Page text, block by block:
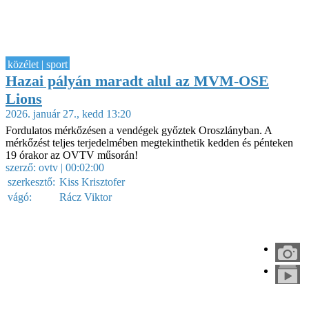
közélet | sport
Hazai pályán maradt alul az MVM-OSE
Lions
2026. január 27., kedd 13:20
Fordulatos mérkőzésen a vendégek győztek Oroszlányban. A
mérkőzést teljes terjedelmében megtekinthetik kedden és pénteken
19 órakor az OVTV műsorán!
szerző: ovtv | 00:02:00
szerkesztő: Kiss Krisztofer
vágó:
Rácz Viktor